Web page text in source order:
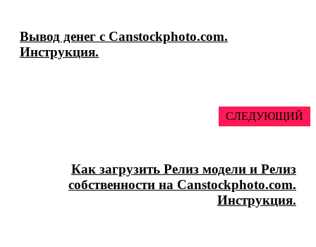
Вывод денег с Canstockphoto.com.
Инструкция.
СЛЕДУЮЩИЙ
Как загрузить Релиз модели и Релиз
собственности на Canstockphoto.com.
Инструкция.